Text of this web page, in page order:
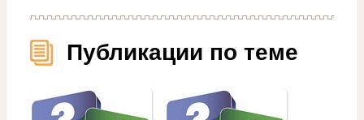
Публикации по теме